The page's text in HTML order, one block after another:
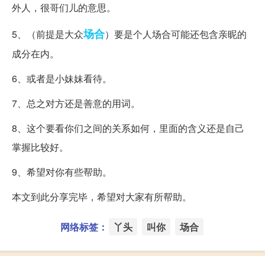
外人，很哥们儿的意思。
5、（前提是大众场合）要是个人场合可能还包含亲昵的
成分在内。
6、或者是小妹妹看待。
7、总之对方还是善意的用词。
8、这个要看你们之间的关系如何，里面的含义还是自己
掌握比较好。
9、希望对你有些帮助。
本文到此分享完毕，希望对大家有所帮助。
网络标签： 丫头 叫你 场合